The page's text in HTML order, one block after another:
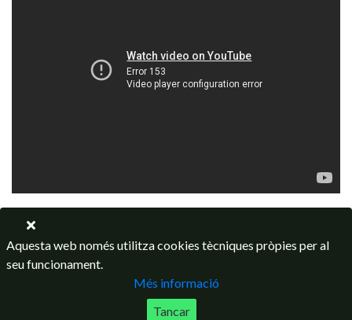
Aquesta web només utilitza cookies tècniques pròpies per al
seu funcionament.
Més informació
Tancar